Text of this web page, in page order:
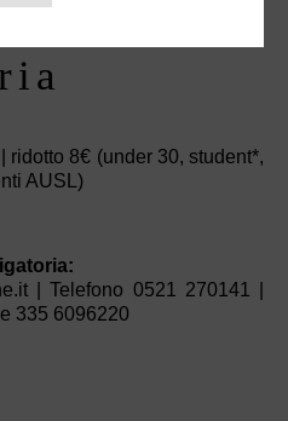
ridotto 8€ (under 30, student*,
AUSL)
| Telefono 0521 270141 |
335 6096220